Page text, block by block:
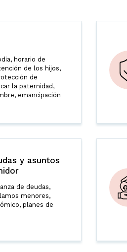
horario de
de los hijos,
de
la paternidad,
emancipación
y asuntos
de deudas,
menores,
planes de